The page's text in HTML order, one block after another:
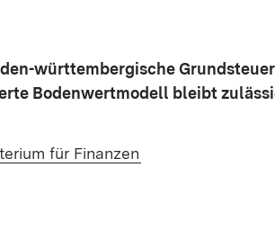
württembergische
Bodenwertmodell bleibt
für Finanzen